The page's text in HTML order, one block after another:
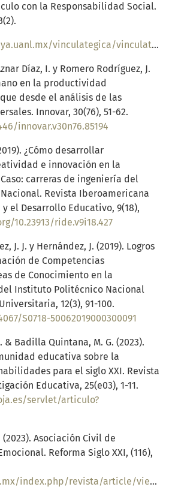
con la Responsabilidad Social.
http://www.web.facpya.uanl.mx/vinculategica/vinculat%C3%A9gica_2/22%20HERRERA_GONZALEZ_GARZA.pdf
Díaz, I. y Romero Rodríguez, J.
en la productividad
desde el análisis de las
Innovar, 30(76), 51-62.
innovar.v30n76.85194
¿Cómo desarrollar
e innovación en la
carreras de ingeniería del
Revista Iberoamericana
el Desarrollo Educativo, 9(18),
10.23913/ride.v9i18.427
J. J. y Hernández, J. (2019). Logros
de Competencias
de Conocimiento en la
Instituto Politécnico Nacional
12(3), 91-100.
S0718-50062019000300091
& Badilla Quintana, M. G. (2023).
educativa sobre la
para el siglo XXI. Revista
Educativa, 25(e03), 1-11.
servlet/articulo?
Asociación Civil de
Reforma Siglo XXI, (116),
revista/article/view/129/119